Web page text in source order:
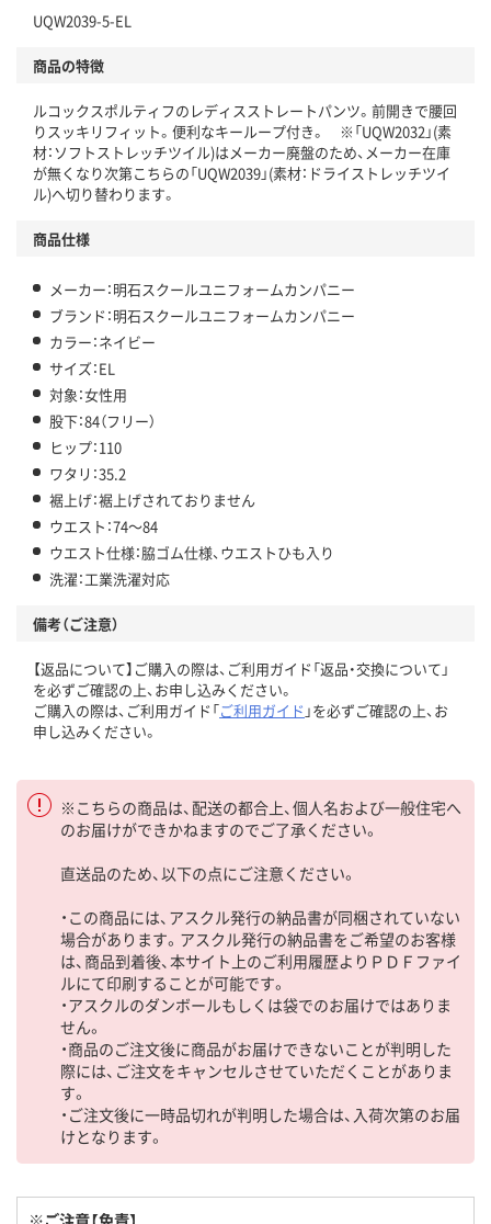
UQW2039-5-EL
商品の特徴
ルコックスポルティフのレディスストレートパンツ。前開きで腰回
りスッキリフィット。便利なキーループ付き。 ※「UQW2032」(素
材：ソフトストレッチツイル)はメーカー廃盤のため、メーカー在庫
が無くなり次第こちらの「UQW2039」(素材：ドライストレッチツイ
ル)へ切り替わります。
商品仕様
メーカー：明石スクールユニフォームカンパニー
ブランド：明石スクールユニフォームカンパニー
カラー：ネイビー
サイズ：EL
対象：女性用
股下：84（フリー）
ヒップ：110
ワタリ：35.2
裾上げ：裾上げされておりません
ウエスト：74～84
ウエスト仕様：脇ゴム仕様、ウエストひも入り
洗濯：工業洗濯対応
備考（ご注意）
【返品について】ご購入の際は、ご利用ガイド「返品・交換について」
を必ずご確認の上、お申し込みください。
ご購入の際は、ご利用ガイド「ご利用ガイド 」を必ずご確認の上、お
申し込みください。
※こちらの商品は、配送の都合上、個人名および一般住宅へ
のお届けができかねますのでご了承ください。
直送品のため、以下の点にご注意ください。
・この商品には、アスクル発行の納品書が同梱されていない
場合があります。アスクル発行の納品書をご希望のお客様
は、商品到着後、本サイト上のご利用履歴よりＰＤＦファイ
ルにて印刷することが可能です。
・アスクルのダンボールもしくは袋でのお届けではありま
せん。
・商品のご注文後に商品がお届けできないことが判明した
際には、ご注文をキャンセルさせていただくことがありま
す。
・ご注文後に一時品切れが判明した場合は、入荷次第のお届
けとなります。